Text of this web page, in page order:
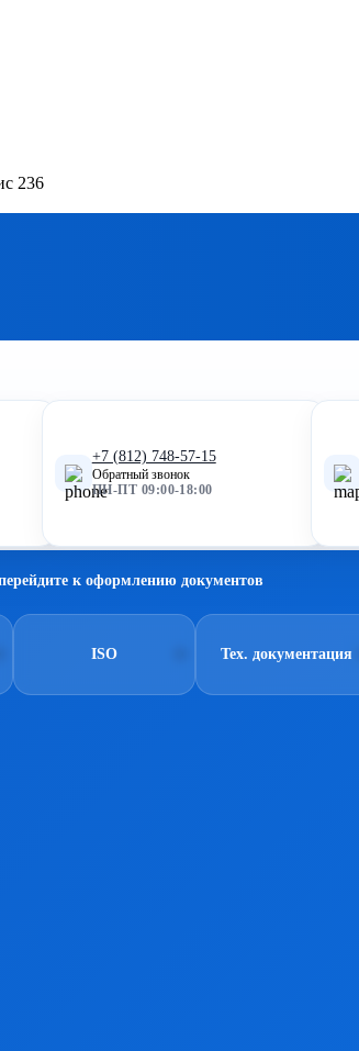
236
+7 (812) 748-57-15
Обратный звонок
ПН-ПТ 09:00-18:00
к оформлению документов
ISO Тех. документация